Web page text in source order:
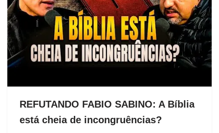
REFUTANDO FABIO SABINO: A Bíblia
está cheia de incongruências?